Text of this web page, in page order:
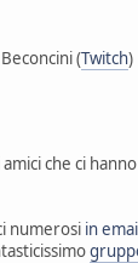
(Twitch)
amici che ci
numerosi in